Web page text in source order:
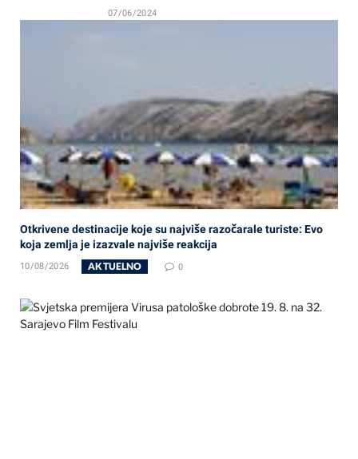
07/06/2024
Otkrivene destinacije koje su najviše razočarale turiste: Evo
koja zemlja je izazvale najviše reakcija
10/08/2026 AKTUELNO 0